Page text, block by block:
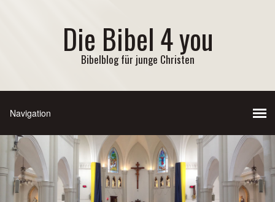
Die Bibel 4 you
Bibelblog für junge Christen